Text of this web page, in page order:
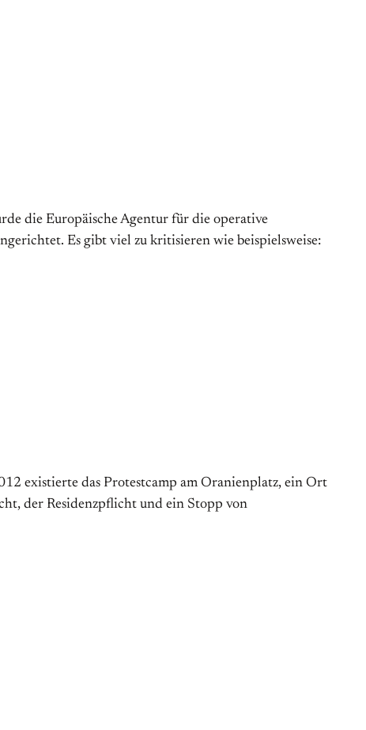
die Europäische Agentur für die operative
Es gibt viel zu kritisieren wie beispielsweise:
existierte das Protestcamp am Oranienplatz, ein Ort
der Residenzpflicht und ein Stopp von